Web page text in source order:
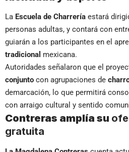
La Escuela de Charrería estará
personas adultas, y contará con
guiarán a los participantes en el
tradicional mexicana.
Autoridades señalaron que el
conjunto con agrupaciones de
demarcación, lo que permitirá
con arraigo cultural y sentido
Contreras amplía su
gratuita